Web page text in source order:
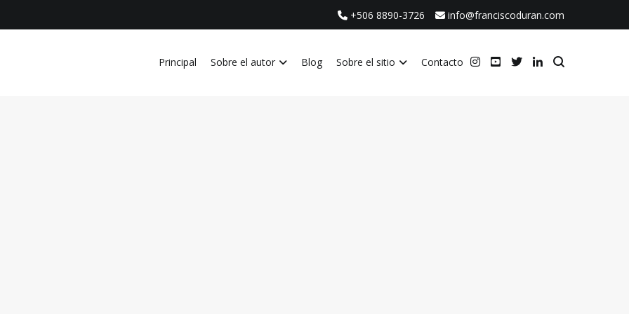
+506 8890-3726 info@franciscoduran.com
Principal Sobre el autor Blog Sobre el sitio Contacto